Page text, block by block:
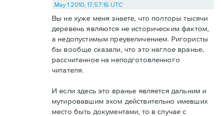
May 1 2010, 17:57:16 UTC
Вы не хуже меня знаете, что полторы тысячи
деревень являются не историческим фактом,
а недопустимым преувеличением. Ригористы
бы вообще сказали, что это наглое вранье,
рассчитанное на неподготовленного
читателя.
И если здесь это вранье является дальним и
мутировавшим эхом действительно имевших
место быть документами, то в случае с